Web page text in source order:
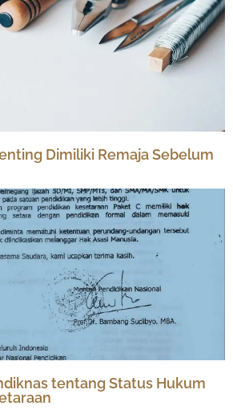
Dimiliki Remaja Sebelum
tentang Status Hukum